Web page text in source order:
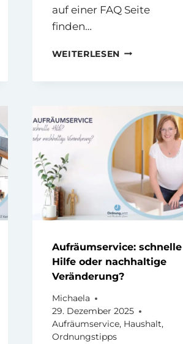
auf einer FAQ Seite
finden…
WEITERLESENFRAGEN
MIT
MICHAELA
(FAQ)
Aufräumservice: schnelle
Hilfe oder nachhaltige
Veränderung?
Michaela
29. Dezember 2025
Aufräumservice, Haushalt,
Ordnungstipps